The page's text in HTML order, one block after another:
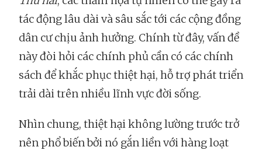
tác động lâu dài và sâu sắc tới các cộng đồng
dân cư chịu ảnh hưởng. Chính từ đây, vấn đề
này đòi hỏi các chính phủ cần có các chính
sách để khắc phục thiệt hại, hỗ trợ phát triển
trải dài trên nhiều lĩnh vực đời sống.
Nhìn chung, thiệt hại không lường trước trở
nên phổ biến bởi nó gắn liền với hàng loạt